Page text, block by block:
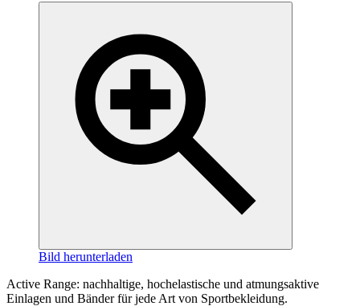
Bild herunterladen
Active Range: nachhaltige, hochelastische und atmungsaktive
Einlagen und Bänder für jede Art von Sportbekleidung.